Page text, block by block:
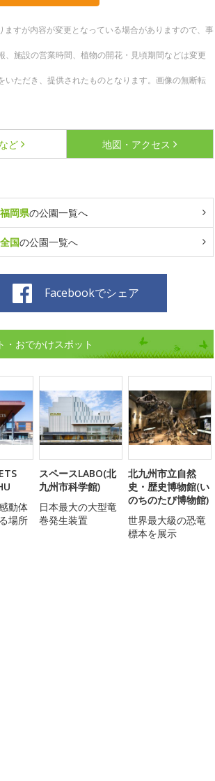
すが内容が変更となっている場合がありますので、事
施設の営業時間、植物の開花・見頃期間などは変更
ただき、提供されたものとなります。画像の無断転
ど 地図・アクセス
福岡県の公園一覧へ
全国の公園一覧へ
Facebookでシェア
・おでかけスポット
動体
場所
スペースLABO(北
九州市科学館)
日本最大の大型竜
巻発生装置
北九州市立自然
史・歴史博物館(い
のちのたび博物館)
世界最大級の恐竜
標本を展示